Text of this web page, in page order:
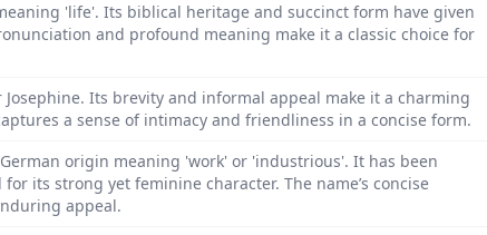
'life'. Its biblical heritage and succinct form have given
and profound meaning make it a classic choice for
Its brevity and informal appeal make it a charming
a sense of intimacy and friendliness in a concise form.
origin meaning 'work' or 'industrious'. It has been
its strong yet feminine character. The name’s concise
appeal.